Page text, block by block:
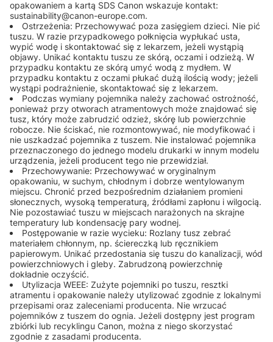
opakowaniem a kartą SDS Canon wskazuje kontakt:
sustainability@canon-europe.com.
Ostrzeżenia: Przechowywać poza zasięgiem dzieci. Nie pić
tuszu. W razie przypadkowego połknięcia wypłukać usta,
wypić wodę i skontaktować się z lekarzem, jeżeli wystąpią
objawy. Unikać kontaktu tuszu ze skórą, oczami i odzieżą. W
przypadku kontaktu ze skórą umyć wodą z mydłem. W
przypadku kontaktu z oczami płukać dużą ilością wody; jeżeli
wystąpi podrażnienie, skontaktować się z lekarzem.
Podczas wymiany pojemnika należy zachować ostrożność,
ponieważ przy otworach atramentowych może znajdować się
tusz, który może zabrudzić odzież, skórę lub powierzchnie
robocze. Nie ściskać, nie rozmontowywać, nie modyfikować i
nie uszkadzać pojemnika z tuszem. Nie instalować pojemnika
przeznaczonego do jednego modelu drukarki w innym modelu
urządzenia, jeżeli producent tego nie przewidział.
Przechowywanie: Przechowywać w oryginalnym
opakowaniu, w suchym, chłodnym i dobrze wentylowanym
miejscu. Chronić przed bezpośrednim działaniem promieni
słonecznych, wysoką temperaturą, źródłami zapłonu i wilgocią.
Nie pozostawiać tuszu w miejscach narażonych na skrajne
temperatury lub kondensację pary wodnej.
Postępowanie w razie wycieku: Rozlany tusz zebrać
materiałem chłonnym, np. ściereczką lub ręcznikiem
papierowym. Unikać przedostania się tuszu do kanalizacji, wód
powierzchniowych i gleby. Zabrudzoną powierzchnię
dokładnie oczyścić.
Utylizacja WEEE: Zużyte pojemniki po tuszu, resztki
atramentu i opakowanie należy utylizować zgodnie z lokalnymi
przepisami oraz zaleceniami producenta. Nie wrzucać
pojemników z tuszem do ognia. Jeżeli dostępny jest program
zbiórki lub recyklingu Canon, można z niego skorzystać
zgodnie z zasadami producenta.